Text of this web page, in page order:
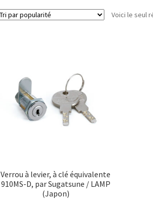
Voici le seul
Verrou à levier, à clé équivalente
910MS-D, par Sugatsune / LAMP
(Japon)